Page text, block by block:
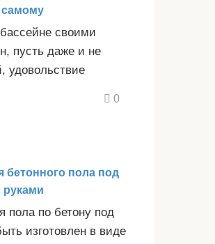
самому
своими
пусть даже и не
удовольствие
0
бетонного пола под
руками
пола по бетону под
изготовлен в виде